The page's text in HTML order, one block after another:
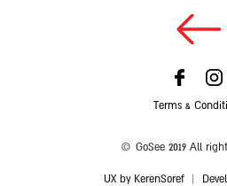
Terms &
© GoSee 2019 All
UX by KerenSoref